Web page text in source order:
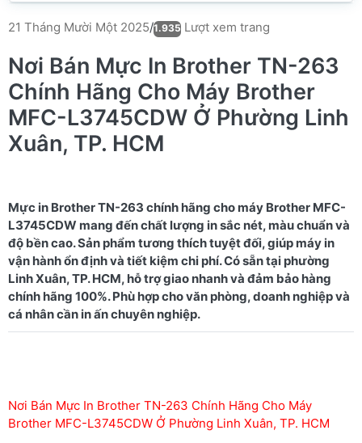
21 Tháng Mười Một 2025/1.935 Lượt xem trang
Nơi Bán Mực In Brother TN-263
Chính Hãng Cho Máy Brother
MFC-L3745CDW Ở Phường Linh
Xuân, TP. HCM
Mực in Brother TN-263 chính hãng cho máy Brother MFC-
L3745CDW mang đến chất lượng in sắc nét, màu chuẩn và
độ bền cao. Sản phẩm tương thích tuyệt đối, giúp máy in
vận hành ổn định và tiết kiệm chi phí. Có sẵn tại phường
Linh Xuân, TP. HCM, hỗ trợ giao nhanh và đảm bảo hàng
chính hãng 100%. Phù hợp cho văn phòng, doanh nghiệp và
Nơi Bán Mực In Brother TN-263 Chính Hãng Cho Máy
Brother MFC-L3745CDW Ở Phường Linh Xuân, TP. HCM